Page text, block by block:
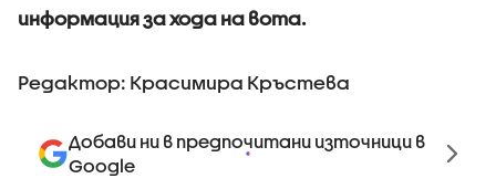
информация за хода на вота.
Редактор: Красимира Кръстева
Добави ни в предпочитани източници в
Google